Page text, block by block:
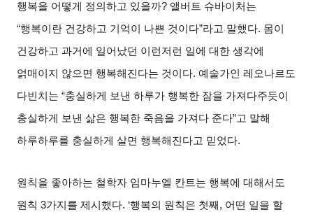
행복을 어떻게 정의하고 있을까? 앨버트 슈바이처는
“행복이란 건강하고 기억이 나쁜 것이다”라고 말했다. 몸이
건강하고 과거에 일어났던 이런저런 일에 대한 생각에
얽매이지 않으면 행복해진다는 것이다.예술가인 레오나르도
다빈치는 “충실하게 보낸 하루가 행복한 잠을 가져다주듯이
충실하게 보낸 삶은 행복한 죽음을 가져다 준다”고 말해
하루하루를 충실하게 살면 행복해진다고 믿었다.
원칙을 좋아하는 철학자 임마누엘 칸트는 행복에 대해서도
원칙 3가지를 제시했다. ‘행복의 원칙은 첫째 , 어떤 일을 할